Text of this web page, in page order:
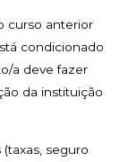
curso anterior
condicionado
a deve fazer
da instituição
seguro